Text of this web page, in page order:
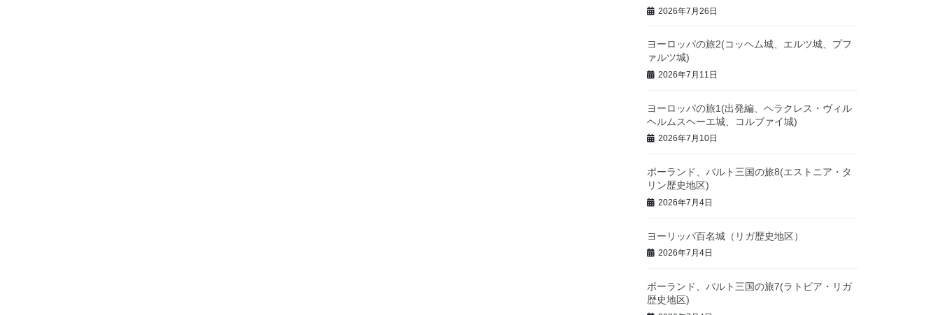
2026年7月26日
ヨーロッパの旅2(コッヘム城、エルツ城、プフ
ァルツ城)
2026年7月11日
ヨーロッパの旅1(出発編、ヘラクレス・ヴィル
ヘルムスヘーエ城、コルブァイ城)
2026年7月10日
ポーランド、バルト三国の旅8(エストニア・タ
リン歴史地区)
2026年7月4日
ヨーリッパ百名城（リガ歴史地区）
2026年7月4日
ポーランド、バルト三国の旅7(ラトビア・リガ
歴史地区)